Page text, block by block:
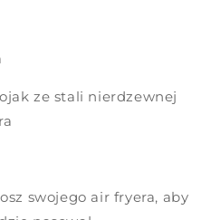
ze stali nierdzewnej
swojego air fryera, aby